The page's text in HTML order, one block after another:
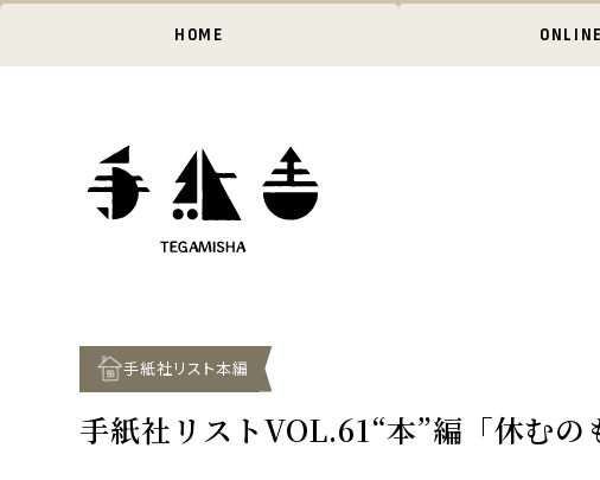
HOME
手紙社リスト本編
手紙社リストVOL.61“本”編「休む